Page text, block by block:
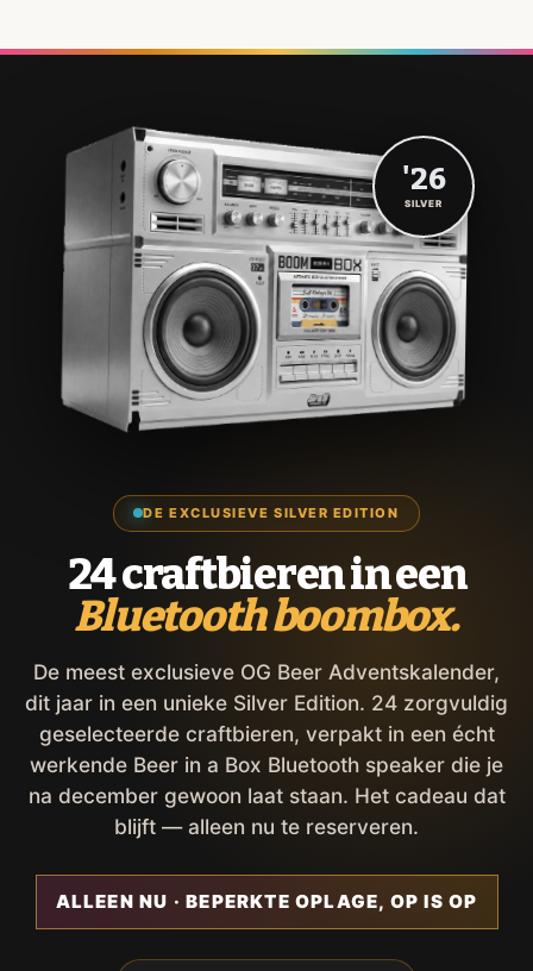
DE EXCLUSIEVE SILVER EDITION
24 craftbieren in een
Bluetooth boombox.
De meest exclusieve OG Beer Adventskalender,
dit jaar in een unieke Silver Edition. 24 zorgvuldig
geselecteerde craftbieren, verpakt in een écht
werkende Beer in a Box Bluetooth speaker die je
na december gewoon laat staan. Het cadeau dat
blijft — alleen nu te reserveren.
ALLEEN NU · BEPERKTE OPLAGE, OP IS OP
'26
SILVER